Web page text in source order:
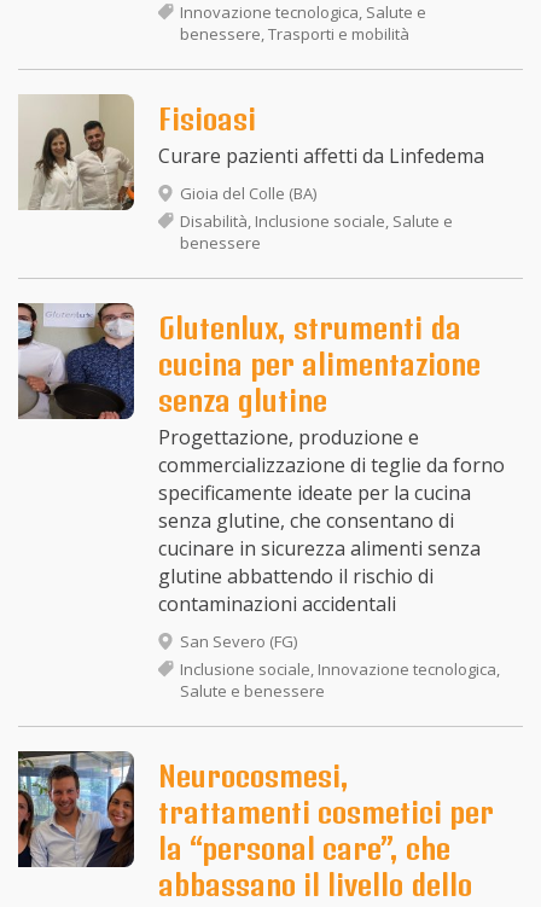
Innovazione tecnologica, Salute e
benessere, Trasporti e mobilità
Fisioasi
Curare pazienti affetti da Linfedema
Gioia del Colle (BA)
Disabilità, Inclusione sociale, Salute e
benessere
Glutenlux, strumenti da
cucina per alimentazione
senza glutine
Progettazione, produzione e
commercializzazione di teglie da forno
specificamente ideate per la cucina
senza glutine, che consentano di
cucinare in sicurezza alimenti senza
glutine abbattendo il rischio di
contaminazioni accidentali
San Severo (FG)
Inclusione sociale, Innovazione tecnologica,
Salute e benessere
Neurocosmesi,
trattamenti cosmetici per
la “personal care”, che
abbassano il livello dello